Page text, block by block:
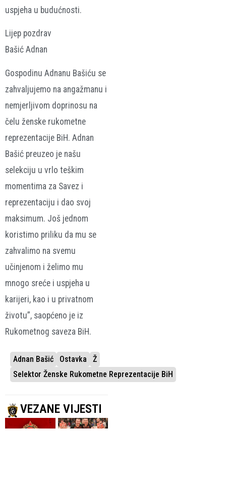
uspjeha u budućnosti.
Lijep pozdrav
Bašić Adnan
Gospodinu Adnanu Bašiću se
zahvaljujemo na angažmanu i
nemjerljivom doprinosu na
čelu ženske rukometne
reprezentacije BiH. Adnan
Bašić preuzeo je našu
selekciju u vrlo teškim
momentima za Savez i
reprezentaciju i dao svoj
maksimum. Još jednom
koristimo priliku da mu se
zahvalimo na svemu
učinjenom i želimo mu
mnogo sreće i uspjeha u
karijeri, kao i u privatnom
životu”, saopćeno je iz
Rukometnog saveza BiH.
Adnan Bašić Ostavka
Ž
Selektor Ženske Rukometne Reprezentacije BiH
VEZANE VIJESTI